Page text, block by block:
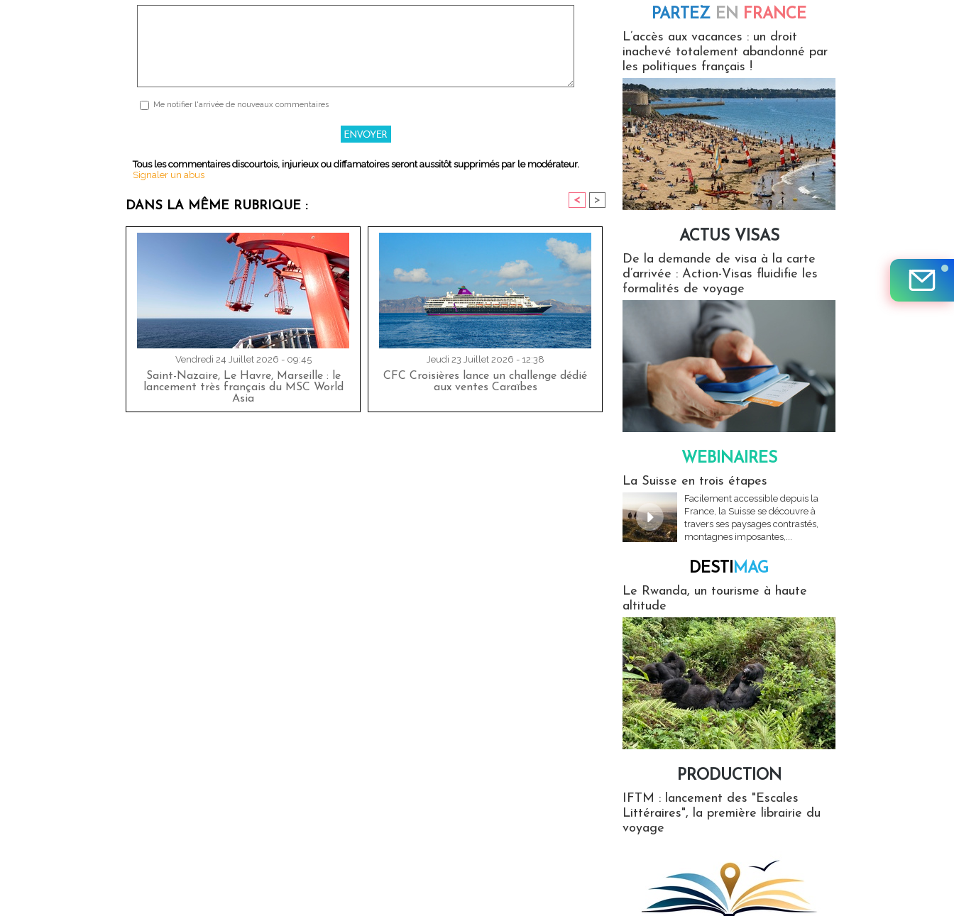
Me notifier l'arrivée de nouveaux commentaires
Tous les commentaires discourtois, injurieux ou diffamatoires seront aussitôt supprimés par le modérateur.
Signaler un abus
DANS LA MÊME RUBRIQUE : < >
Vendredi 24 Juillet 2026 - 09:45
Saint-Nazaire, Le Havre, Marseille : le
lancement très français du MSC World
Asia
Jeudi 23 Juillet 2026 - 12:38
CFC Croisières lance un challenge dédié
aux ventes Caraïbes
PARTEZ EN FRANCE
L’accès aux vacances : un droit
inachevé totalement abandonné par
les politiques français !
ACTUS VISAS
De la demande de visa à la carte
d’arrivée : Action-Visas fluidifie les
formalités de voyage
WEBINAIRES
La Suisse en trois étapes
Facilement accessible depuis la
France, la Suisse se découvre à
travers ses paysages contrastés,
montagnes imposantes,...
DESTIMAG
Le Rwanda, un tourisme à haute
altitude
PRODUCTION
IFTM : lancement des "Escales
Littéraires", la première librairie du
voyage